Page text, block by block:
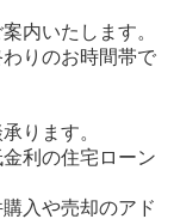
内いたします。
りのお時間帯で
ります。
利の住宅ローン
入や売却のアド